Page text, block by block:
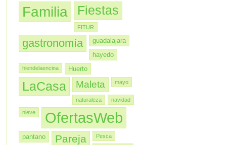
Familia Fiestas
FITUR
gastronomía
guadalajara
hayedo
hiendelaencina Huerto
LaCasa Maleta mayo
naturaleza navidad
nieve OfertasWeb
pantano Pareja Pesca